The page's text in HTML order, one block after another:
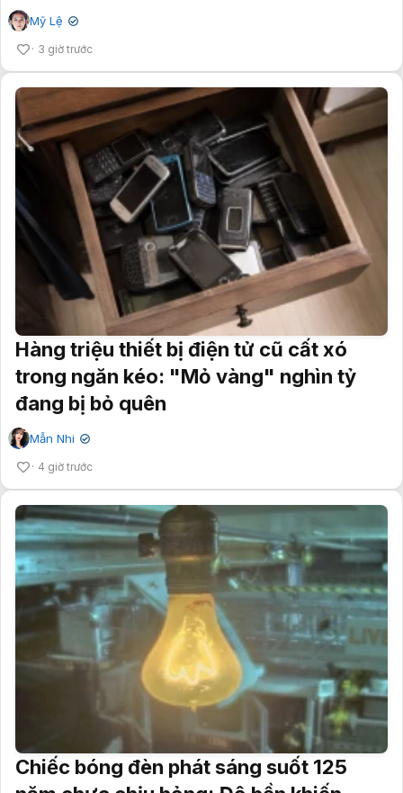
Mỹ Lệ ✔
3 giờ trước
Hàng triệu thiết bị điện tử cũ cất xó
trong ngăn kéo: "Mỏ vàng" nghìn tỷ
đang bị bỏ quên
Mẫn Nhi ✔
4 giờ trước
Chiếc bóng đèn phát sáng suốt 125